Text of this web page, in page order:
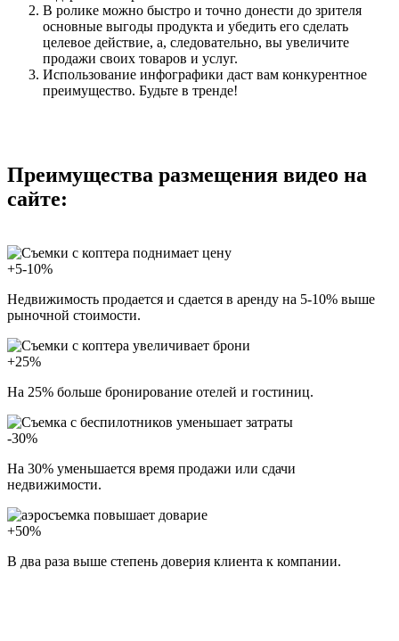
В ролике можно быстро и точно донести до зрителя
основные выгоды продукта и убедить его сделать
целевое действие, а, следовательно, вы увеличите
продажи своих товаров и услуг.
Использование инфографики даст вам конкурентное
преимущество. Будьте в тренде!
Преимущества размещения видео на
сайте:
+5-10%
Недвижимость продается и сдается в аренду на 5-10% выше
рыночной стоимости.
+25%
На 25% больше бронирование отелей и гостиниц.
-30%
На 30% уменьшается время продажи или сдачи
недвижимости.
+50%
В два раза выше степень доверия клиента к компании.